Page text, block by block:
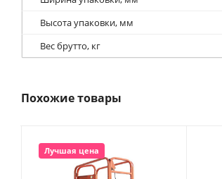
Высота упаковки, мм
Вес брутто, кг
Похожие товары
Лучшая цена